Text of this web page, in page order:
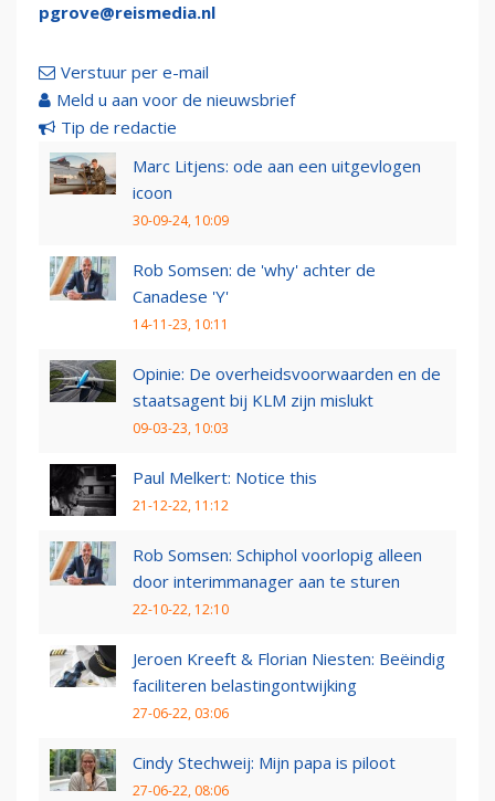
pgrove@reismedia.nl
Verstuur per e-mail
Meld u aan voor de nieuwsbrief
Tip de redactie
Marc Litjens: ode aan een uitgevlogen
icoon
30-09-24, 10:09
Rob Somsen: de 'why' achter de
Canadese 'Y'
14-11-23, 10:11
Opinie: De overheidsvoorwaarden en de
staatsagent bij KLM zijn mislukt
09-03-23, 10:03
Paul Melkert: Notice this
21-12-22, 11:12
Rob Somsen: Schiphol voorlopig alleen
door interimmanager aan te sturen
22-10-22, 12:10
Jeroen Kreeft & Florian Niesten: Beëindig
faciliteren belastingontwijking
27-06-22, 03:06
Cindy Stechweij: Mijn papa is piloot
27-06-22, 08:06